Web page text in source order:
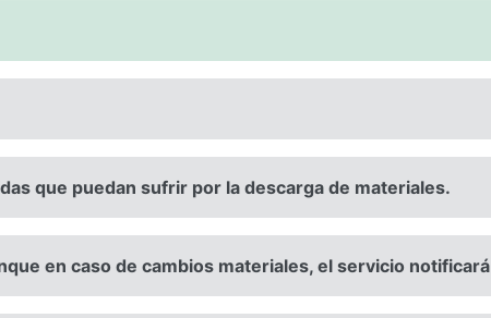
que puedan sufrir por la descarga de materiales.
en caso de cambios materiales, el servicio notificará